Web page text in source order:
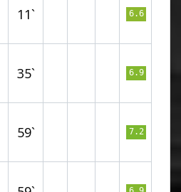
11` 6.6
35` 6.9
59` 7.2